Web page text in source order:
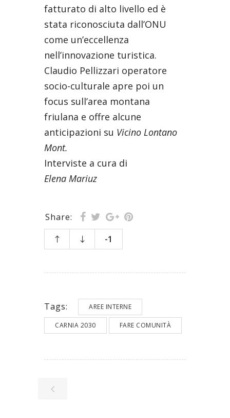
fatturato di alto livello ed è
stata riconosciuta dall’ONU
come un’eccellenza
nell’innovazione turistica.
Claudio Pellizzari operatore
socio-culturale apre poi un
focus sull’area montana
friulana e offre alcune
anticipazioni su Vicino Lontano
Mont.
Interviste a cura di
Elena Mariuz
Share:
-1
Tags: AREE INTERNE
CARNIA 2030 FARE COMUNITÀ